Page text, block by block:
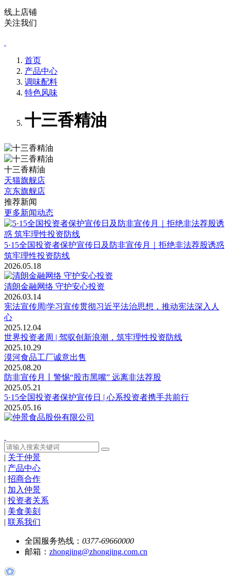
线上店铺
关注我们
首页
产品中心
调味配料
特色风味
十三香精油
十三香精油
天猫旗舰店
京东旗舰店
推荐新闻
更多新闻动态
5·15全国投资者保护宣传日及防非宣传月｜拒绝非法荐股诱惑
筑牢理性投资防线
2026.05.18
清朗金融网络 守护安心投资
2026.03.14
宪法宣传周|学习宣传贯彻习近平法治思想，推动宪法深入人
心
2025.12.04
世界投资者周 | 驾驭创新浪潮，筑牢理性投资防线
2025.10.29
漠河食品工厂诚意出售
2025.08.20
防非宣传月丨警惕“股市黑嘴” 远离非法荐股
2025.05.21
5·15全国投资者保护宣传日 | 心系投资者携手共前行
2025.05.16
| 关于仲景
| 产品中心
| 招商合作
| 加入仲景
| 投资者关系
| 美食美刻
| 联系我们
全国服务热线： 0377-69660000
邮箱： zhongjing@zhongjing.com.cn